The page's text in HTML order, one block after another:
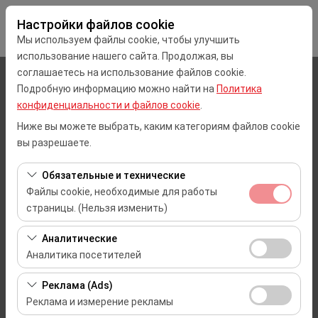
Настройки файлов cookie
Мы используем файлы cookie, чтобы улучшить
использование нашего сайта. Продолжая, вы
соглашаетесь на использование файлов cookie.
Подробную информацию можно найти на Политика
конфиденциальности и файлов cookie
Ниже вы можете выбрать, каким категориям файлов cookie
вы разрешаете.
Обязательные и технические
Файлы cookie, необходимые для работы
страницы. (Нельзя изменить)
Эти файлы cookie необходимы для корректной
работы сайта, безопасности, управления сеансами и
базовых функций. Их нельзя отключить.
Аналитические
Аналитика посетителей
Эти файлы cookie позволяют нам анализировать, как
используется наш сайт (количество посетителей,
самые посещаемые страницы, поведение
Реклама (Ads)
Реклама и измерение рекламы
Чувствительный элемент
Mersin
Дата и время пуска
09:00